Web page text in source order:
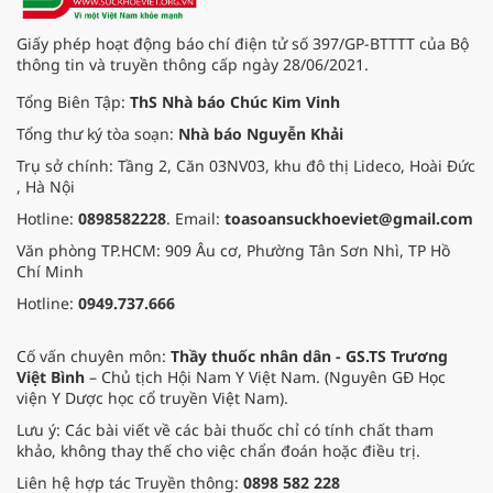
Giấy phép hoạt động báo chí điện tử số 397/GP-BTTTT của Bộ
thông tin và truyền thông cấp ngày 28/06/2021.
Tổng Biên Tập: ThS Nhà báo Chúc Kim Vinh
Tổng thư ký tòa soạn: Nhà báo Nguyễn Khải
Trụ sở chính: Tầng 2, Căn 03NV03, khu đô thị Lideco, Hoài Đức
, Hà Nội
Hotline: 0898582228. Email: toasoansuckhoeviet@gmail.com
Văn phòng TP.HCM: 909 Âu cơ, Phường Tân Sơn Nhì, TP Hồ
Chí Minh
Hotline: 0949.737.666
Cố vấn chuyên môn: Thầy thuốc nhân dân - GS.TS Trương
Việt Bình – Chủ tịch Hội Nam Y Việt Nam. (Nguyên GĐ Học
viện Y Dược học cổ truyền Việt Nam).
Lưu ý: Các bài viết về các bài thuốc chỉ có tính chất tham
khảo, không thay thế cho việc chẩn đoán hoặc điều trị.
Liên hệ hợp tác Truyền thông: 0898 582 228